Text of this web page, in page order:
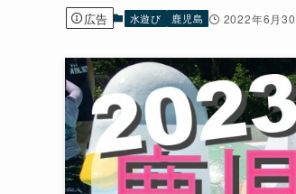
広告 水遊び 鹿児島 2022年6月30